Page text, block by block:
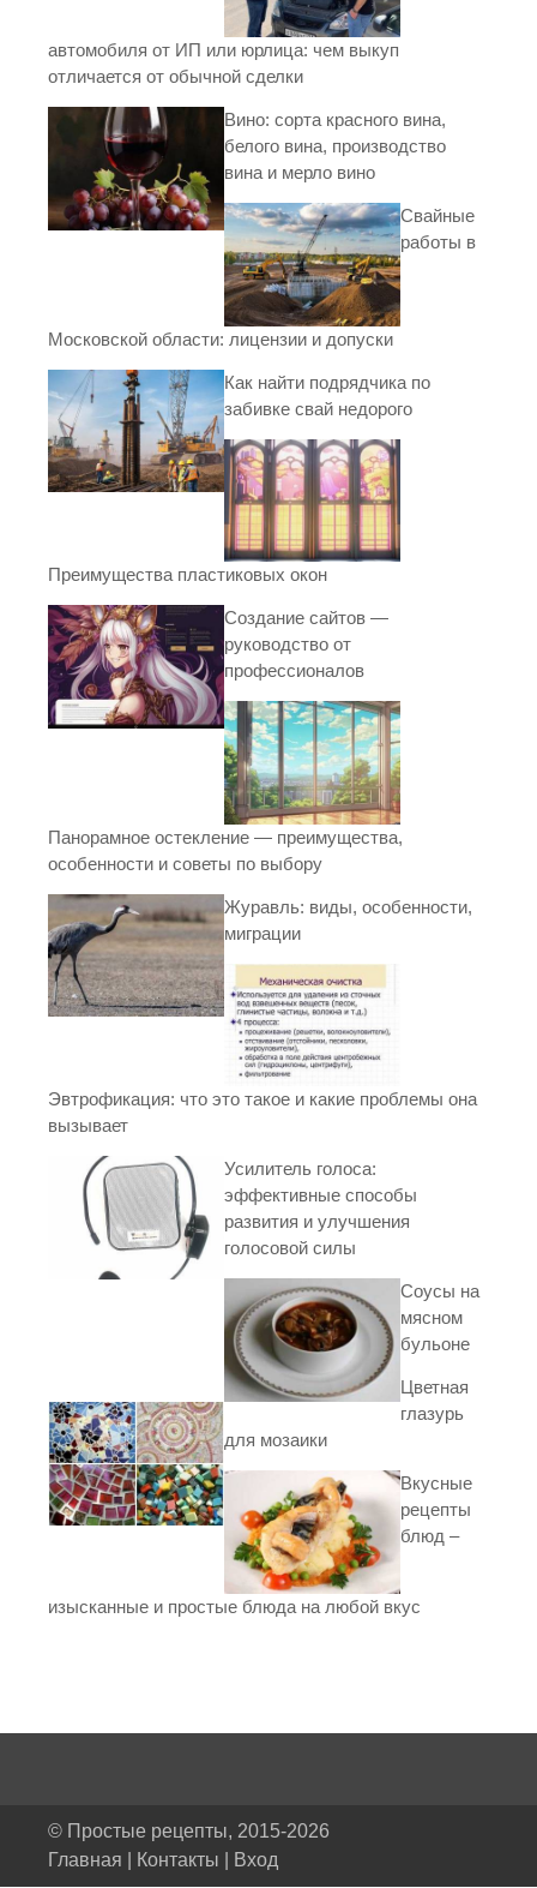
автомобиля от ИП или юрлица: чем выкуп
отличается от обычной сделки
Вино: сорта красного вина,
белого вина, производство
вина и мерло вино
Свайные
работы в
Московской области: лицензии и допуски
Как найти подрядчика по
забивке свай недорого
Преимущества пластиковых окон
Создание сайтов —
руководство от
профессионалов
Панорамное остекление — преимущества,
особенности и советы по выбору
Журавль: виды, особенности,
миграции
Эвтрофикация: что это такое и какие проблемы она
вызывает
Усилитель голоса:
эффективные способы
развития и улучшения
голосовой силы
Соусы на
мясном
бульоне
Цветная
глазурь
для мозаики
Вкусные
рецепты
блюд –
изысканные и простые блюда на любой вкус
© Простые рецепты, 2015-2026
Главная
Контакты Вход